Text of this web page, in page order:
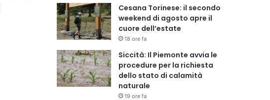
Cesana Torinese: il secondo
weekend di agosto apre il
cuore dell’estate
18 ore fa
Siccità: Il Piemonte avvia le
procedure per la richiesta
dello stato di calamità
naturale
19 ore fa